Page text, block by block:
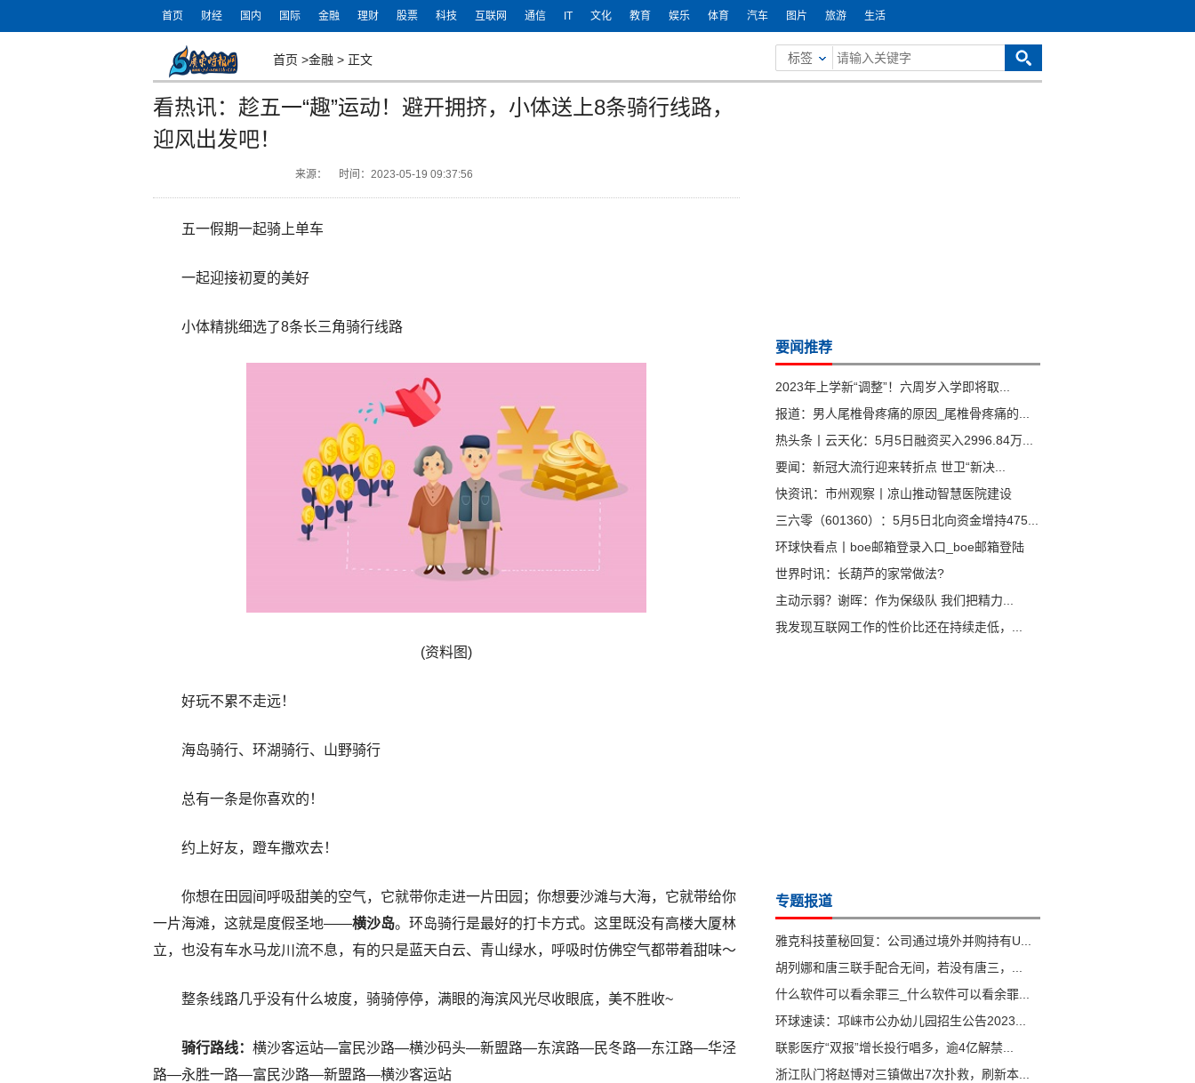
首页 财经 国内 国际 金融 理财 股票 科技 互联网 通信 IT 文化 教育 娱乐 体育 汽车 图片 旅游 生活
首页 >金融 > 正文 标签
看热讯：趁五一“趣”运动！避开拥挤，小体送上8条骑行线路，
迎风出发吧！
来源： 时间：2023-05-19 09:37:56
五一假期一起骑上单车
一起迎接初夏的美好
小体精挑细选了8条长三角骑行线路
(资料图)
好玩不累不走远！
海岛骑行、环湖骑行、山野骑行
总有一条是你喜欢的！
约上好友，蹬车撒欢去！
你想在田园间呼吸甜美的空气，它就带你走进一片田园；你想要沙滩与大海，它就带给你
一片海滩，这就是度假圣地——横沙岛。环岛骑行是最好的打卡方式。这里既没有高楼大厦林
立，也没有车水马龙川流不息，有的只是蓝天白云、青山绿水，呼吸时仿佛空气都带着甜味～
整条线路几乎没有什么坡度，骑骑停停，满眼的海滨风光尽收眼底，美不胜收~
骑行路线： 横沙客运站—富民沙路—横沙码头—新盟路—东滨路—民冬路—东江路—华泾
路—永胜一路—富民沙路—新盟路—横沙客运站
要闻推荐
2023年上学新“调整”！六周岁入学即将取...
报道：男人尾椎骨疼痛的原因_尾椎骨疼痛的...
热头条丨云天化：5月5日融资买入2996.84万...
要闻：新冠大流行迎来转折点 世卫“新决...
快资讯：市州观察丨凉山推动智慧医院建设
三六零（601360）：5月5日北向资金增持475...
环球快看点丨boe邮箱登录入口_boe邮箱登陆
世界时讯：长葫芦的家常做法?
主动示弱？谢晖：作为保级队 我们把精力...
我发现互联网工作的性价比还在持续走低，...
专题报道
雅克科技董秘回复：公司通过境外并购持有U...
胡列娜和唐三联手配合无间，若没有唐三，...
什么软件可以看余罪三_什么软件可以看余罪...
环球速读：邛崃市公办幼儿园招生公告2023...
联影医疗“双报”增长投行唱多，逾4亿解禁...
浙江队门将赵博对三镇做出7次扑救，刷新本...